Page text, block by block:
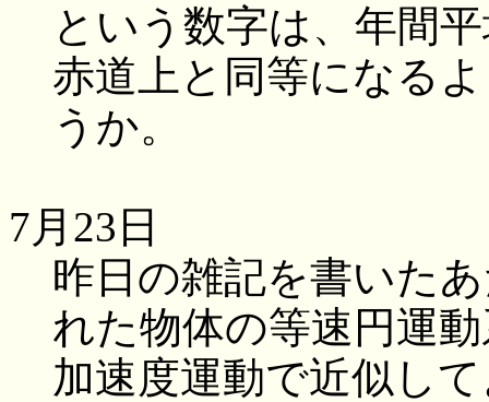
という数字は、年間
赤道上と同等になる
うか。
7月23日
昨日の雑記を書いた
れた物体の等速円運
加速度運動で近似し